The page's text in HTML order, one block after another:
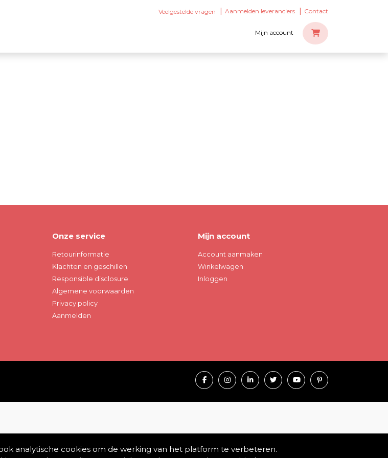
Veelgestelde vragen Aanmelden leveranciers Contact
Mijn account
Onze service
Retourinformatie
Klachten en geschillen
Responsible disclosure
Algemene voorwaarden
Privacy policy
Aanmelden
Mijn account
Account aanmaken
Winkelwagen
Inloggen
analytische cookies om de werking van het platform te verbeteren.